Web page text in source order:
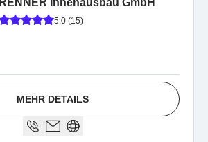
RENNER Innenausbau GmbH
5.0 (15)
MEHR DETAILS